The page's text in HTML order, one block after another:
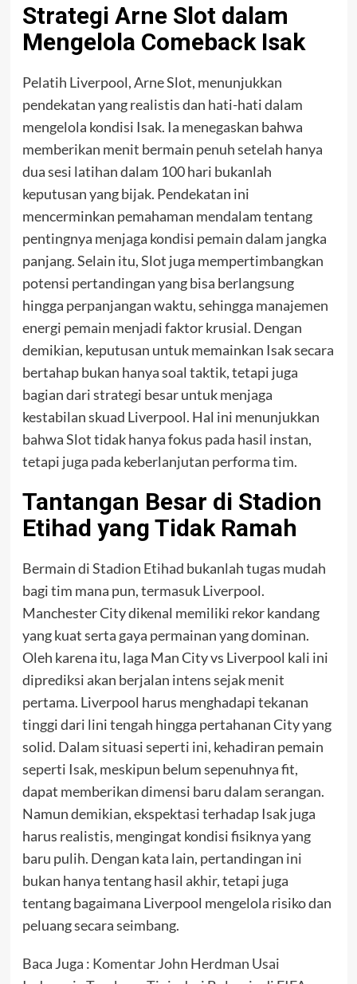
Strategi Arne Slot dalam
Mengelola Comeback Isak
Pelatih Liverpool, Arne Slot, menunjukkan
pendekatan yang realistis dan hati-hati dalam
mengelola kondisi Isak. Ia menegaskan bahwa
memberikan menit bermain penuh setelah hanya
dua sesi latihan dalam 100 hari bukanlah
keputusan yang bijak. Pendekatan ini
mencerminkan pemahaman mendalam tentang
pentingnya menjaga kondisi pemain dalam jangka
panjang. Selain itu, Slot juga mempertimbangkan
potensi pertandingan yang bisa berlangsung
hingga perpanjangan waktu, sehingga manajemen
energi pemain menjadi faktor krusial. Dengan
demikian, keputusan untuk memainkan Isak secara
bertahap bukan hanya soal taktik, tetapi juga
bagian dari strategi besar untuk menjaga
kestabilan skuad Liverpool. Hal ini menunjukkan
bahwa Slot tidak hanya fokus pada hasil instan,
tetapi juga pada keberlanjutan performa tim.
Tantangan Besar di Stadion
Etihad yang Tidak Ramah
Bermain di Stadion Etihad bukanlah tugas mudah
bagi tim mana pun, termasuk Liverpool.
Manchester City dikenal memiliki rekor kandang
yang kuat serta gaya permainan yang dominan.
Oleh karena itu, laga Man City vs Liverpool kali ini
diprediksi akan berjalan intens sejak menit
pertama. Liverpool harus menghadapi tekanan
tinggi dari lini tengah hingga pertahanan City yang
solid. Dalam situasi seperti ini, kehadiran pemain
seperti Isak, meskipun belum sepenuhnya fit,
dapat memberikan dimensi baru dalam serangan.
Namun demikian, ekspektasi terhadap Isak juga
harus realistis, mengingat kondisi fisiknya yang
baru pulih. Dengan kata lain, pertandingan ini
bukan hanya tentang hasil akhir, tetapi juga
tentang bagaimana Liverpool mengelola risiko dan
peluang secara seimbang.
Baca Juga : Komentar John Herdman Usai